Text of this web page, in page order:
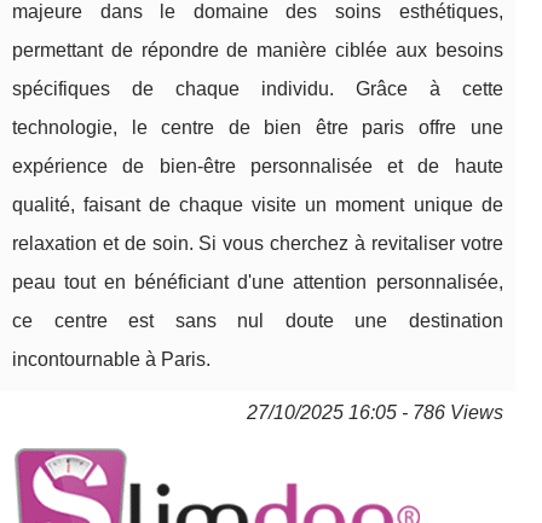
majeure dans le domaine des soins esthétiques,
permettant de répondre de manière ciblée aux besoins
spécifiques de chaque individu. Grâce à cette
technologie, le centre de bien être paris offre une
expérience de bien-être personnalisée et de haute
qualité, faisant de chaque visite un moment unique de
relaxation et de soin. Si vous cherchez à revitaliser votre
peau tout en bénéficiant d'une attention personnalisée,
ce centre est sans nul doute une destination
incontournable à Paris.
27/10/2025 16:05 - 786 Views